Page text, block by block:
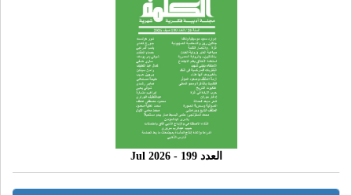
العدد 199 - 2026 Jul